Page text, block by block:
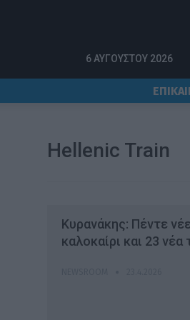
6 ΑΥΓΟΎΣΤΟΥ 2026
Hellenic Train
Κυρανάκης: Πέντε
καλοκαίρι και 23